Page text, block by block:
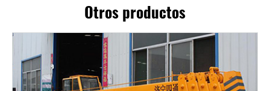
Otros productos